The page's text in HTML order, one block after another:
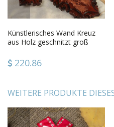
Künstlerisches Wand Kreuz
aus Holz geschnitzt groß
220.86
WEITERE PRODUKTE